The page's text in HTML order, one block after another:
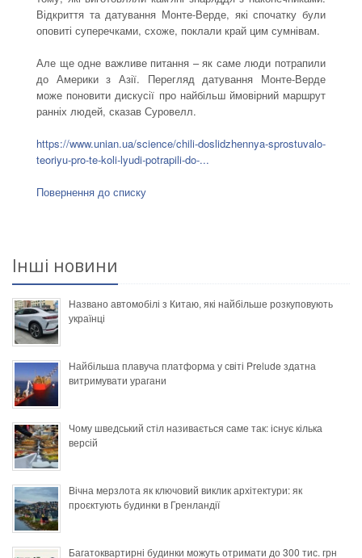
Відкриття та датування Монте-Верде, які спочатку були
оповиті суперечками, схоже, поклали край цим сумнівам.
Але ще одне важливе питання – як саме люди потрапили
до Америки з Азії. Перегляд датування Монте-Верде
може поновити дискусії про найбільш ймовірний маршрут
ранніх людей, сказав Суровелл.
https://www.unian.ua/science/chili-doslidzhennya-sprostuvalo-
teoriyu-pro-te-koli-lyudi-potrapili-do-...
Повернення до списку
Інші новини
Названо автомобілі з Китаю, які найбільше розкуповують
українці
Найбільша плавуча платформа у світі Prelude здатна
витримувати урагани
Чому шведський стіл називається саме так: існує кілька
версій
Вічна мерзлота як ключовий виклик архітектури: як
проєктують будинки в Гренландії
Багатоквартирні будинки можуть отримати до 300 тис. грн